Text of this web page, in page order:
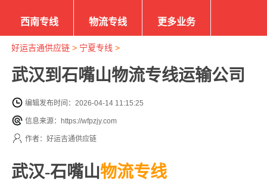
西南专线 物流专线 更多业务
好运吉通供应链> 宁夏专线 >
武汉到石嘴山物流专线运输公司
编辑发布时间：2026-04-14 11:15:25
信息来源：https://wfpzjy.com
作者：好运吉通供应链
武汉-石嘴山物流专线